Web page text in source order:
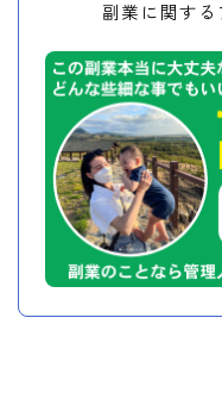
副業に関す